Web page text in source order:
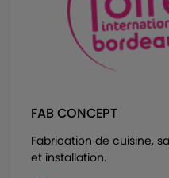
FAB CONCEPT
Fabrication de cuisine,
et installation.